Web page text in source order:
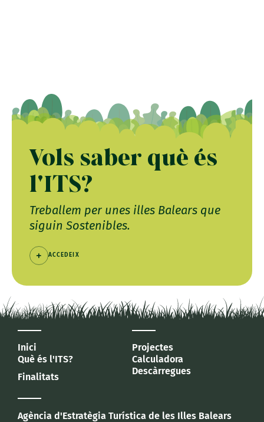
Vols saber què és
l'ITS?
Treballem per unes illes Balears que
siguin Sostenibles.
ACCEDEIX
Agència d'Estratègia Turística de les Illes Balears
Inici
Què és l'ITS?
Finalitats
Projectes
Calculadora
Descàrregues